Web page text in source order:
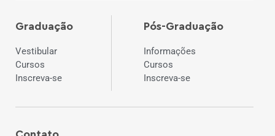
Graduação
Vestibular
Cursos
Inscreva-se
Pós-Graduação
Informações
Cursos
Inscreva-se